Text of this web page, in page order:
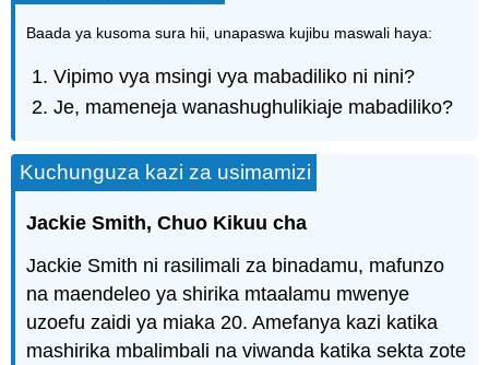
Baada ya kusoma sura hii, unapaswa kujibu maswali haya:
Vipimo vya msingi vya mabadiliko ni nini?
Je, mameneja wanashughulikiaje mabadiliko?
Kuchunguza kazi za usimamizi
Jackie Smith, Chuo Kikuu cha
Jackie Smith ni rasilimali za binadamu, mafunzo
na maendeleo ya shirika mtaalamu mwenye
uzoefu zaidi ya miaka 20. Amefanya kazi katika
mashirika mbalimbali na viwanda katika sekta zote